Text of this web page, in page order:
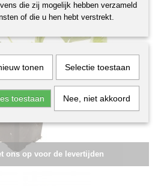
ons op voor de levertijden
die zij mogelijk hebben verzameld
of die u hen hebt verstrekt.
tonen Selectie toestaan
toestaan Nee, niet akkoord